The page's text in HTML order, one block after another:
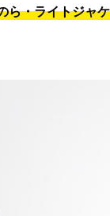
ら・ライトジャケ